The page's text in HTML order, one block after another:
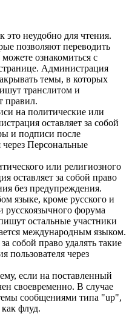
это неудобно для чтения.
позволяют переводить
ознакомиться с
Администрация
темы, в которых
транслитом и
правил.
на политические или
оставляет за собой
и подписи после
через Персональные
или религиозного
оставляет за собой право
без предупреждения.
языке, кроме русского и
русскоязычного форума
остальные участники
международным языком.
собой право удалять такие
пользователя через
если на поставленный
своевременно. В случае
сообщениями типа "up",
флуд.